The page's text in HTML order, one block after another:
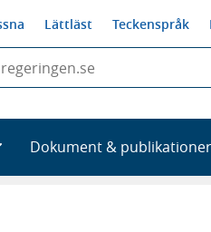
Lättläst Teckenspråk
Dokument & publikationer